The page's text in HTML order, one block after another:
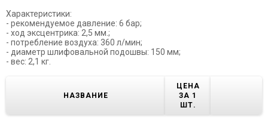
Характеристики:
- рекомендуемое давление: 6 бар;
- ход эксцентрика: 2,5 мм.;
- потребление воздуха: 360 л/мин;
- диаметр шлифовальной подошвы: 150 мм;
- вес: 2,1 кг.
НАЗВАНИЕ
ЦЕНА
ЗА 1
ШТ.